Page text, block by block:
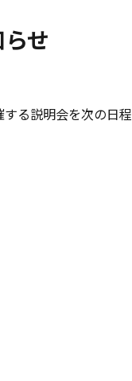
せ
る説明会を次の日程